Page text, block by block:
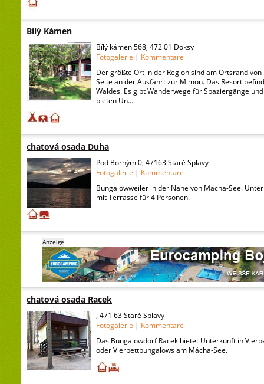
Bílý Kámen
Bílý kámen 568, 472 01 Doksy
Fotogalerie | Kommentare
Der größte Ort in der Region sind am Ortsrand
Seite an der Ausfahrt zur Mimon. Das Resort
Waldes. Es gibt Wanderwege für Spaziergänge
bieten Un...
chatová osada Duha
Pod Borným 0, 47163 Staré Splavy
Fotogalerie | Kommentare
Bungalowweiler in der Nähe von Macha-See.
mit Terrasse für 4 Personen.
Anzeige
chatová osada Racek
, 471 63 Staré Splavy
Fotogalerie | Kommentare
Das Bungalowdorf Racek bietet Unterkunft in
oder Vierbettbungalows am Mácha-See.